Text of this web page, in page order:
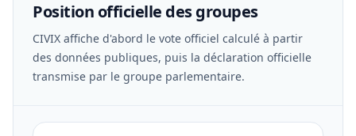
Position officielle des groupes
CIVIX affiche d'abord le vote officiel calculé à partir
des données publiques, puis la déclaration officielle
transmise par le groupe parlementaire.